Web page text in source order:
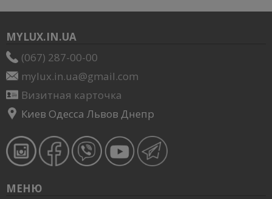
MYLUX.IN.UA
(067) 287-00-00
mylux.in.ua@gmail.com
Визитная карточка
Киев Одесса Львов Днепр
МЕНЮ